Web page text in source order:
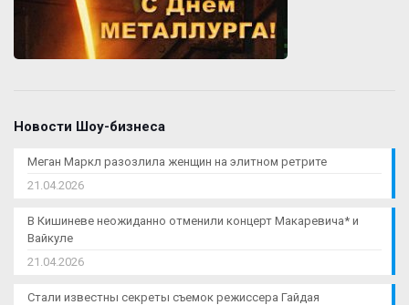
Новости Шоу-бизнеса
Меган Маркл разозлила женщин на элитном ретрите
21.04.2026
В Кишиневе неожиданно отменили концерт Макаревича* и
Вайкуле
21.04.2026
Стали известны секреты съемок режиссера Гайдая